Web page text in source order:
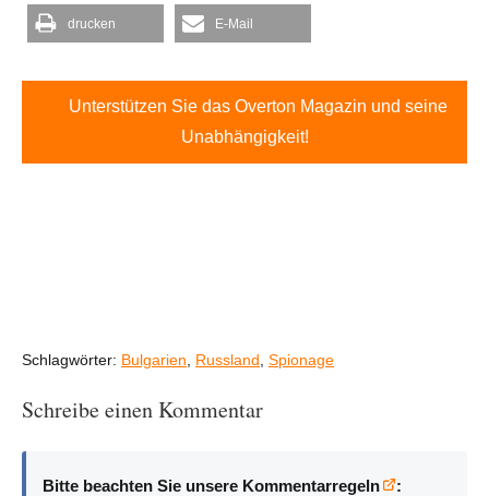
drucken E-Mail
Unterstützen Sie das Overton Magazin und seine
Unabhängigkeit!
Schlagwörter: Bulgarien, Russland, Spionage
Schreibe einen Kommentar
Bitte beachten Sie unsere Kommentarregeln
: